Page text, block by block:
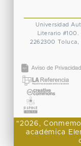
Universidad
Literario
2262300 Toluca,
"2026,
académica